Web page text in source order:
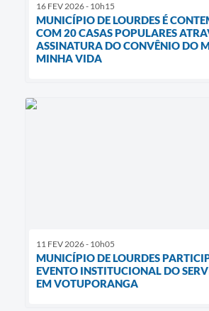
16 FEV 2026 - 10h15
MUNICÍPIO DE LOURDES É
COM 20 CASAS POPULARES
ASSINATURA DO CONVÊNIO DO
MINHA VIDA
11 FEV 2026 - 10h05
MUNICÍPIO DE LOURDES
EVENTO INSTITUCIONAL DO
EM VOTUPORANGA